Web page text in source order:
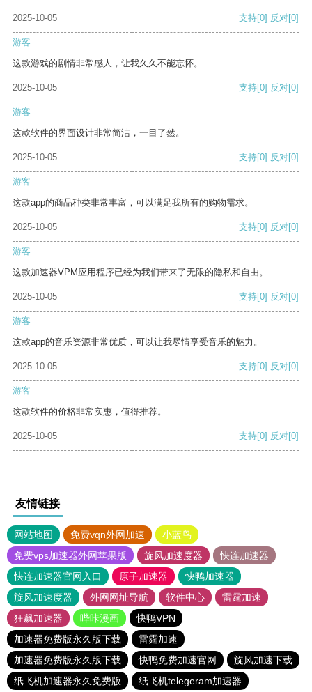
2025-10-05 支持[0] 反对[0]
游客
这款游戏的剧情非常感人，让我久久不能忘怀。
2025-10-05 支持[0] 反对[0]
游客
这款软件的界面设计非常简洁，一目了然。
2025-10-05 支持[0] 反对[0]
游客
这款app的商品种类非常丰富，可以满足我所有的购物需求。
2025-10-05 支持[0] 反对[0]
游客
这款加速器VPM应用程序已经为我们带来了无限的隐私和自由。
2025-10-05 支持[0] 反对[0]
游客
这款app的音乐资源非常优质，可以让我尽情享受音乐的魅力。
2025-10-05 支持[0] 反对[0]
游客
这款软件的价格非常实惠，值得推荐。
2025-10-05 支持[0] 反对[0]
友情链接
网站地图 免费vqn外网加速
小蓝鸟
免费vps加速器外网苹果版
旋风加速度器
快连加速器
快连加速器官网入口
原子加速器
快鸭加速器
旋风加速度器
外网网址导航 软件中心
雷霆加速
狂飙加速器
哔咔漫画
快鸭VPN
加速器免费版永久版下载
雷霆加速
加速器免费版永久版下载
快鸭免费加速官网
旋风加速下载
纸飞机加速器永久免费版
纸飞机telegeram加速器